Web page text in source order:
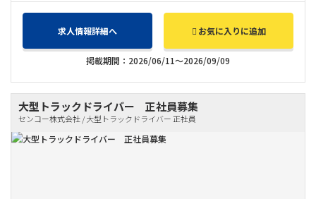
求人情報詳細へ お気に入りに追加
掲載期間：2026/06/11～2026/09/09
大型トラックドライバー 正社員募集
センコー株式会社 / 大型トラックドライバー 正社員